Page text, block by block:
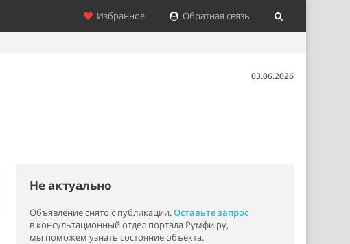
Избранное Обратная связь
03.06.2026
Не актуально
Объявление снято с публикации.Оставьте запрос
в консультационный отдел портала Румфи.ру,
мы поможем узнать состояние объекта.